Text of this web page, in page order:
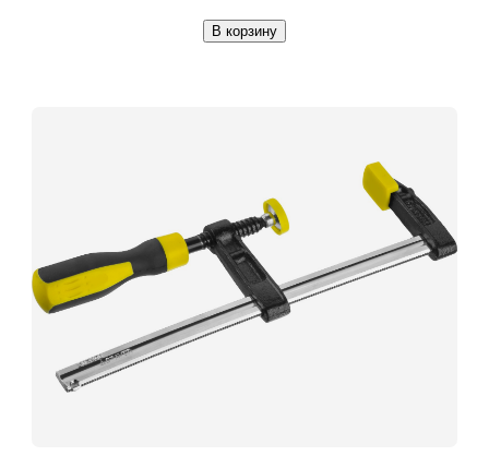
В корзину